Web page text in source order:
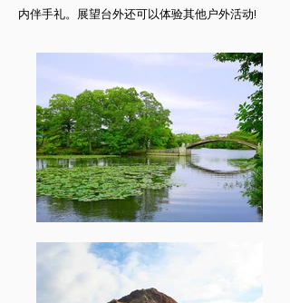
内伴手礼。展望台外还可以体验其他户外活动!